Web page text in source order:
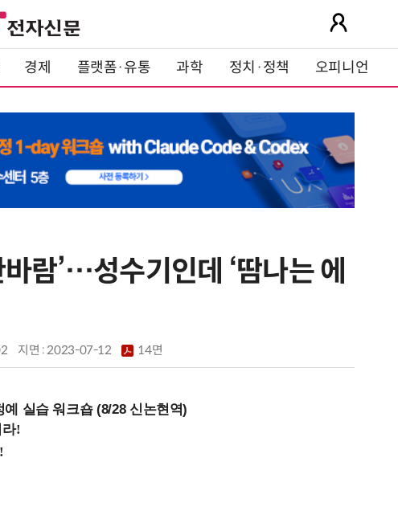
경제 플랫폼·유통 과학 정치·정책 오피니언
람’…성수기인데 ‘땀나는 에
지면 :2023-07-12 14면
실습 워크숍 (8/28 신논현역)